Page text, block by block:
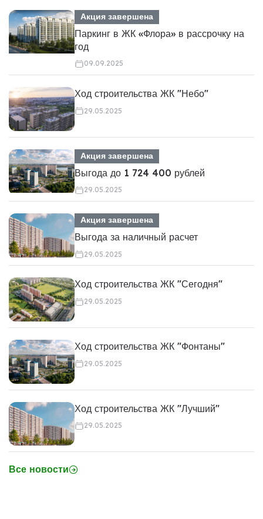
Акция завершена
Паркинг в ЖК «Флора» в рассрочку на
год
09.09.2025
Ход строительства ЖК "Небо"
29.05.2025
Акция завершена
Выгода до 1 724 400 рублей
29.05.2025
Акция завершена
Выгода за наличный расчет
29.05.2025
Ход строительства ЖК "Сегодня"
29.05.2025
Ход строительства ЖК "Фонтаны"
29.05.2025
Ход строительства ЖК "Лучший"
29.05.2025
Все новости